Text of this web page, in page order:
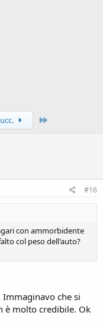
#16
con ammorbidente
col peso dell'auto?
che si
è molto credibile. Ok